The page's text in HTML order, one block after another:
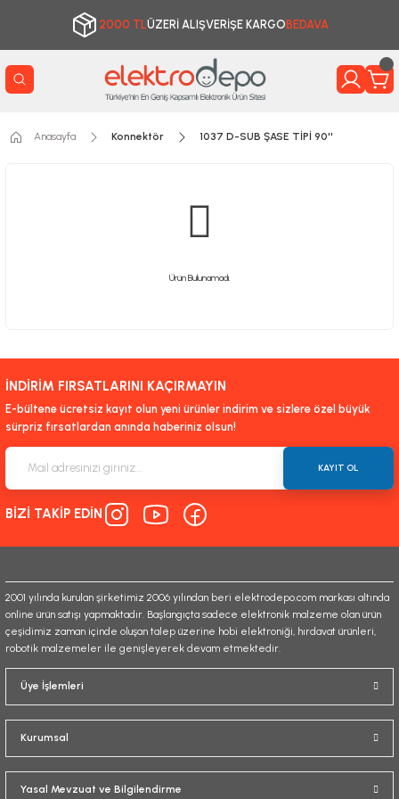
2000 TLÜZERİ ALIŞVERİŞE KARGO BEDAVA
Anasayfa Konnektör 1037 D-SUB ŞASE TİPİ 90''
Ürün Bulunamadı.
İNDİRİM FIRSATLARINI KAÇIRMAYIN
E-bültene ücretsiz kayıt olun yeni ürünler indirim ve sizlere özel büyük
sürpriz fırsatlardan anında haberiniz olsun!
KAYIT OL
BİZİ TAKİP EDİN
2001 yılında kurulan şirketimiz 2006 yılından beri elektrodepo.com markası altında
online ürün satışı yapmaktadır. Başlangıçta sadece elektronik malzeme olan ürün
çeşidimiz zaman içinde oluşan talep üzerine hobi elektroniği, hırdavat ürünleri,
robotik malzemeler ile genişleyerek devam etmektedir.
Üye İşlemleri
Kurumsal
Yasal Mevzuat ve Bilgilendirme